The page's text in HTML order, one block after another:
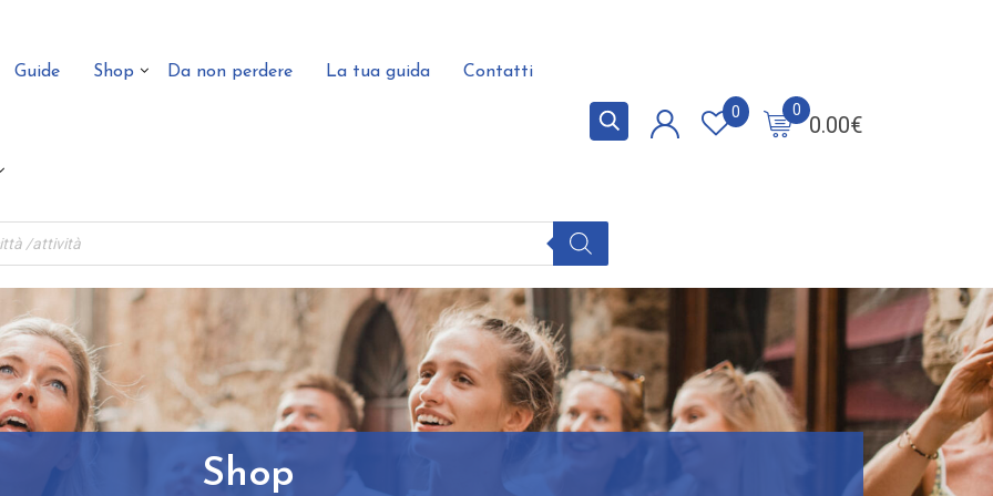
Guide Shop Da non perdere La tua guida Contatti
0.00€
0
0
Shop